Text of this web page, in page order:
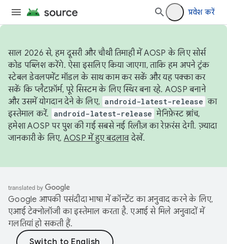
प्रवेश करें
साल 2026 से, हम दूसरी और चौथी तिमाही में AOSP के लिए सोर्स
कोड पब्लिश करेंगे. ऐसा इसलिए किया जाएगा, ताकि हम अपने ट्रंक
स्टेबल डेवलपमेंट मॉडल के साथ काम कर सकें और यह पक्का कर
सकें कि प्लैटफ़ॉर्म, पूरे सिस्टम के लिए स्थिर बना रहे. AOSP बनाने
और उसमें योगदान देने के लिए, android-latest-release का
इस्तेमाल करें.
android-latest-release मेनिफ़ेस्ट ब्रांच,
हमेशा AOSP पर पुश की गई सबसे नई रिलीज़ का रेफ़रंस देगी. ज़्यादा
जानकारी के लिए, AOSP में हुए बदलावदेखें.
Google आपकी पसंदीदा भाषा में कॉन्टेंट का अनुवाद करने के लिए,
एआई टेक्नोलॉजी का इस्तेमाल करता है. एआई से मिले अनुवादों में
गलतियां हो सकती हैं.